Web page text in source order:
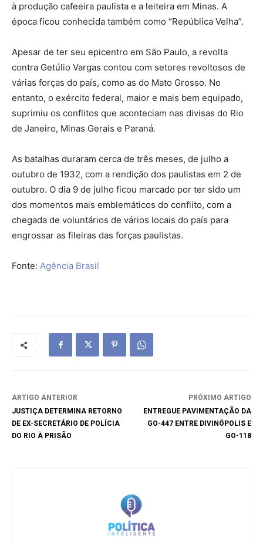
à produção cafeeira paulista e a leiteira em Minas. A
época ficou conhecida também como “República Velha”.
Apesar de ter seu epicentro em São Paulo, a revolta
contra Getúlio Vargas contou com setores revoltosos de
várias forças do país, como as do Mato Grosso. No
entanto, o exército federal, maior e mais bem equipado,
suprimiu os conflitos que aconteciam nas divisas do Rio
de Janeiro, Minas Gerais e Paraná.
As batalhas duraram cerca de três meses, de julho a
outubro de 1932, com a rendição dos paulistas em 2 de
outubro. O dia 9 de julho ficou marcado por ter sido um
dos momentos mais emblemáticos do conflito, com a
chegada de voluntários de vários locais do país para
engrossar as fileiras das forças paulistas.
Fonte: Agência Brasil
ARTIGO ANTERIOR
JUSTIÇA DETERMINA RETORNO
DE EX-SECRETÁRIO DE POLÍCIA
DO RIO À PRISÃO
PRÓXIMO ARTIGO
ENTREGUE PAVIMENTAÇÃO DA
GO-447 ENTRE DIVINÓPOLIS E
GO-118